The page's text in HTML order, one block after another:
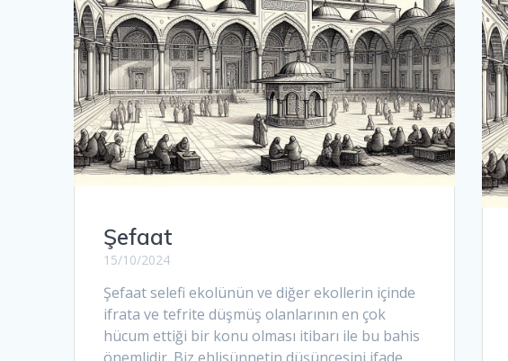
Şefaat
15/10/2024
Şefaat selefi ekolünün ve diğer ekollerin içinde
ifrata ve tefrite düşmüş olanlarının en çok
hücum ettiği bir konu olması itibarı ile bu bahis